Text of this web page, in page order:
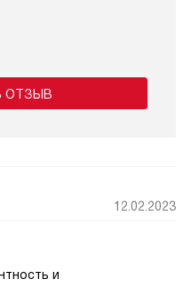
ОТЗЫВ
12.02.2023
и